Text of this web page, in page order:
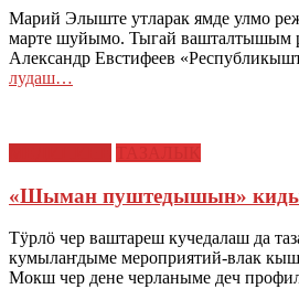
Марий Элыште утларак ямде улмо
марте шуйымо. Тыгай вашталтышым
Александр Евстифеев
лудаш…
«Шыман пуштедышын»
Тӱрлӧ чер ваштареш кучедалаш да
кумылаҥдыме мероприятий-влак
Мокш чер дене черланыме деч